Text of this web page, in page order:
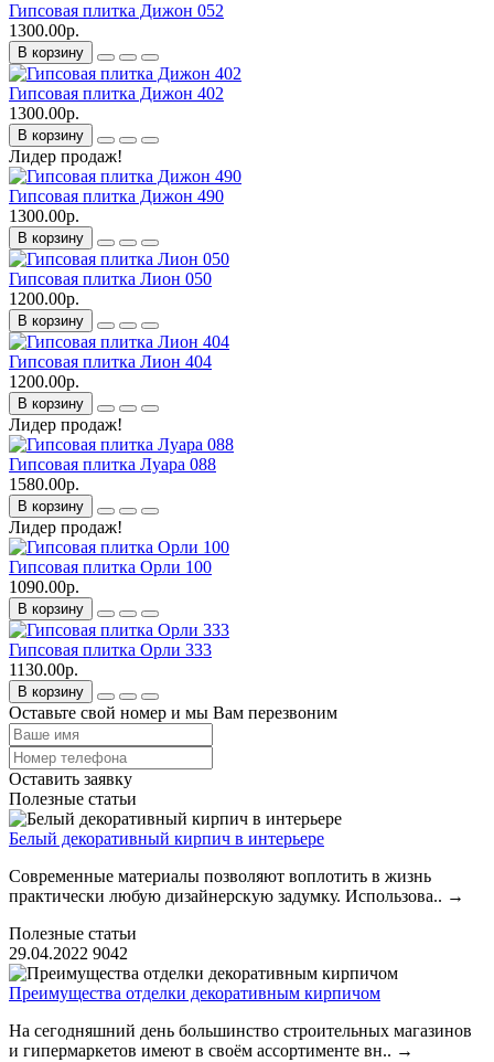
Гипсовая плитка Дижон 052
1300.00р.
В корзину
Гипсовая плитка Дижон 402
1300.00р.
В корзину
Лидер продаж!
Гипсовая плитка Дижон 490
1300.00р.
В корзину
Гипсовая плитка Лион 050
1200.00р.
В корзину
Гипсовая плитка Лион 404
1200.00р.
В корзину
Лидер продаж!
Гипсовая плитка Луара 088
1580.00р.
В корзину
Лидер продаж!
Гипсовая плитка Орли 100
1090.00р.
В корзину
Гипсовая плитка Орли 333
1130.00р.
В корзину
Оставьте свой номер и мы Вам перезвоним
Оставить заявку
Полезные статьи
Белый декоративный кирпич в интерьере
Современные материалы позволяют воплотить в жизнь
практически любую дизайнерскую задумку. Использова.. →
Полезные статьи
29.04.2022 9042
Преимущества отделки декоративным кирпичом
На сегодняшний день большинство строительных магазинов
и гипермаркетов имеют в своём ассортименте вн.. →